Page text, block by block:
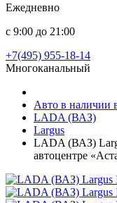
Ежедневно
с 9:00 до 21:00
+7(495) 955-18-14
Многоканальный
Авто в наличии
LADA (ВАЗ)
Largus
LADA (ВАЗ)
автоцентре